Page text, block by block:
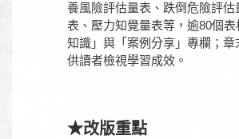
養風險評估量表、跌倒危險評
表、壓力知覺量表等，逾80個
知識」與「案例分享」專欄；章
供讀者檢視學習成效。
★改版重點